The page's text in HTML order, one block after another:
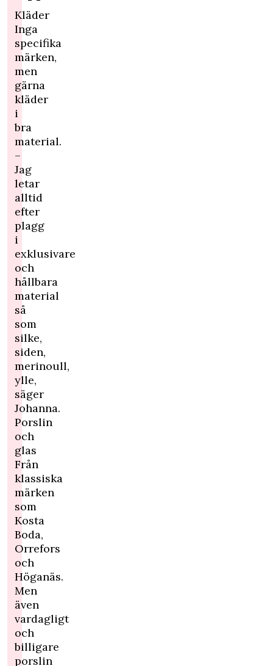
Kläder
Inga
specifika
märken,
men
gärna
kläder
i
bra
material.
–
Jag
letar
alltid
efter
plagg
i
exklusivare
och
hållbara
material
så
som
silke,
siden,
merinoull,
ylle,
säger
Johanna.
Porslin
och
glas
Från
klassiska
märken
som
Kosta
Boda,
Orrefors
och
Höganäs.
Men
även
vardagligt
och
billigare
porslin